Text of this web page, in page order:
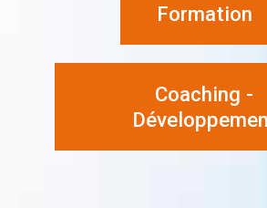
Formation
Coaching -